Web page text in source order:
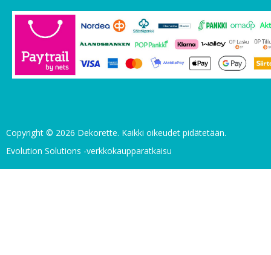
Copyright © 2026 Dekorette. Kaikki oikeudet pidätetään.
Evolution Solutions -verkkokaupparatkaisu